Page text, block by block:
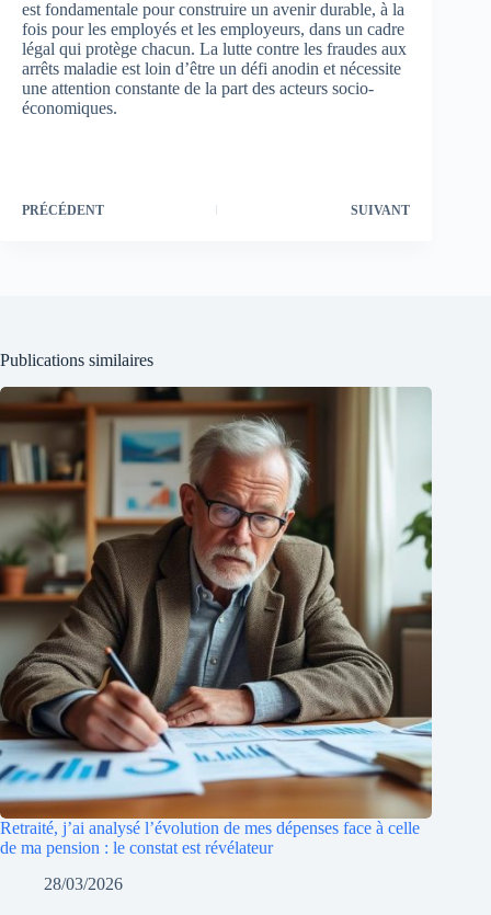
est fondamentale pour construire un avenir durable, à la
fois pour les employés et les employeurs, dans un cadre
légal qui protège chacun. La lutte contre les fraudes aux
arrêts maladie est loin d’être un défi anodin et nécessite
une attention constante de la part des acteurs socio-
économiques.
PRÉCÉDENT SUIVANT
Publications similaires
Retraité, j’ai analysé l’évolution de mes dépenses face à celle
de ma pension : le constat est révélateur
28/03/2026